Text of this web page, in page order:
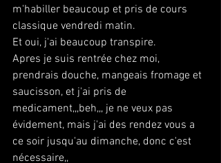
m'habiller beaucoup et pris de cours
classique vendredi matin.
Et oui, j'ai beaucoup transpire.
Apres je suis rentrée chez moi,
prendrais douche, mangeais fromage et
saucisson, et j'ai pris de
medicament,,,beh,,, je ne veux pas
évidement, mais j'ai des rendez vous a
ce soir jusqu'au dimanche, donc c'est
nécessaire,,